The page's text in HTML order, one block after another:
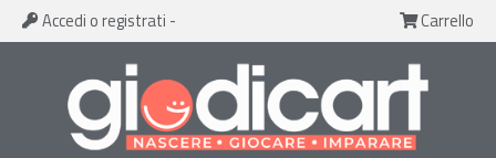
Accedi o registrati - Carrello